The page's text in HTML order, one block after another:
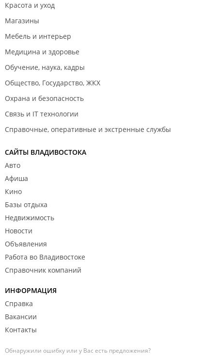
Красота и уход
Магазины
Мебель и интерьер
Медицина и здоровье
Обучение, наука, кадры
Общество, Государство, ЖКХ
Охрана и безопасность
Связь и IT технологии
Справочные, оперативные и экстренные службы
САЙТЫ ВЛАДИВОСТОКА
Авто
Афиша
Кино
Базы отдыха
Недвижимость
Новости
Объявления
Работа во Владивостоке
Справочник компаний
ИНФОРМАЦИЯ
Справка
Вакансии
Контакты
Обнаружили ошибку или у Вас есть предложения?